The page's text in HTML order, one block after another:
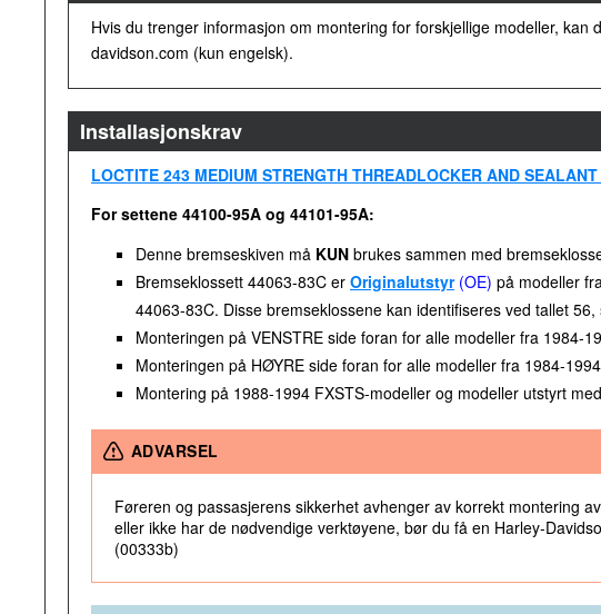
Hvis du trenger informasjon om montering for forskjellige modeller,
davidson.com (kun engelsk).
Installasjonskrav
LOCTITE 243 MEDIUM STRENGTH THREADLOCKER AND
For settene 44100-95A og 44101-95A:
Denne bremseskiven må KUN brukes sammen med
Bremseklossett 44063-83C er Originalutstyr(OE) på modeller
44063-83C. Disse bremseklossene kan identifiseres ved tallet
Monteringen på VENSTRE side foran for alle modeller fra 1984-
Monteringen på HØYRE side foran for alle modeller fra 1984-
Montering på 1988-1994 FXSTS-modeller og modeller utstyrt
ADVARSEL
Føreren og passasjerens sikkerhet avhenger av korrekt montering
eller ikke har de nødvendige verktøyene, bør du få en Harley-
(00333b)